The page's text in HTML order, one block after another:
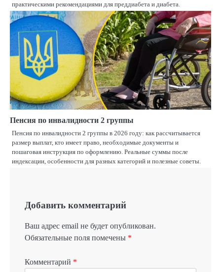
практическими рекомендациями для преддиабета и диабета.
Пенсия по инвалидности 2 группы
Пенсия по инвалидности 2 группы в 2026 году: как рассчитывается
размер выплат, кто имеет право, необходимые документы и
пошаговая инструкция по оформлению. Реальные суммы после
индексации, особенности для разных категорий и полезные советы.
Добавить комментарий
Ваш адрес email не будет опубликован.
Обязательные поля помечены *
Комментарий *